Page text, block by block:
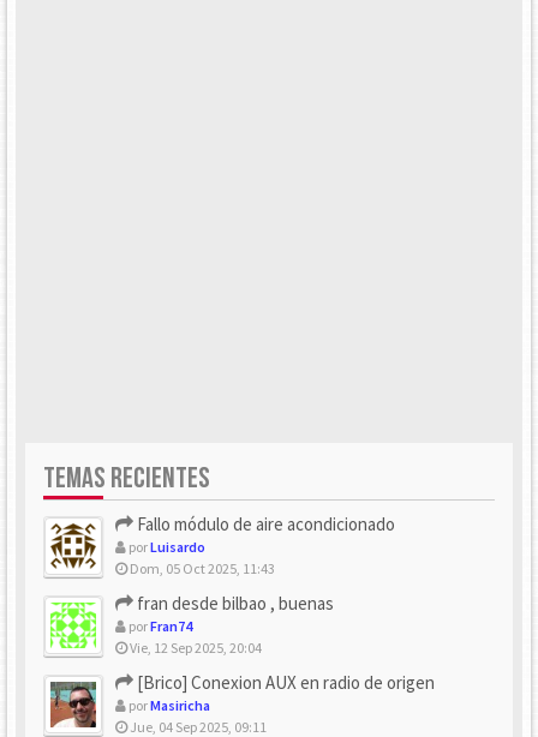
TEMAS RECIENTES
Fallo módulo de aire acondicionado
porLuisardo
Dom, 05 Oct 2025, 11:43
fran desde bilbao , buenas
porFran74
Vie, 12 Sep 2025, 20:04
[Brico] Conexion AUX en radio de origen
porMasiricha
Jue, 04 Sep 2025, 09:11